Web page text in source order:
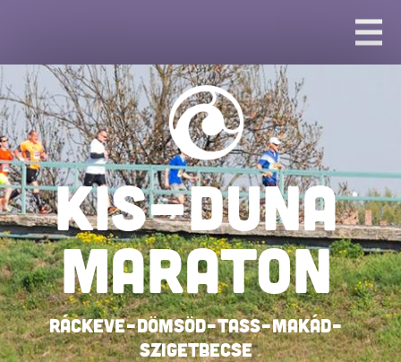
KIS-DUNA
MARATON
Ráckeve–Dömsöd–Tass–Makád–
Szigetbecse